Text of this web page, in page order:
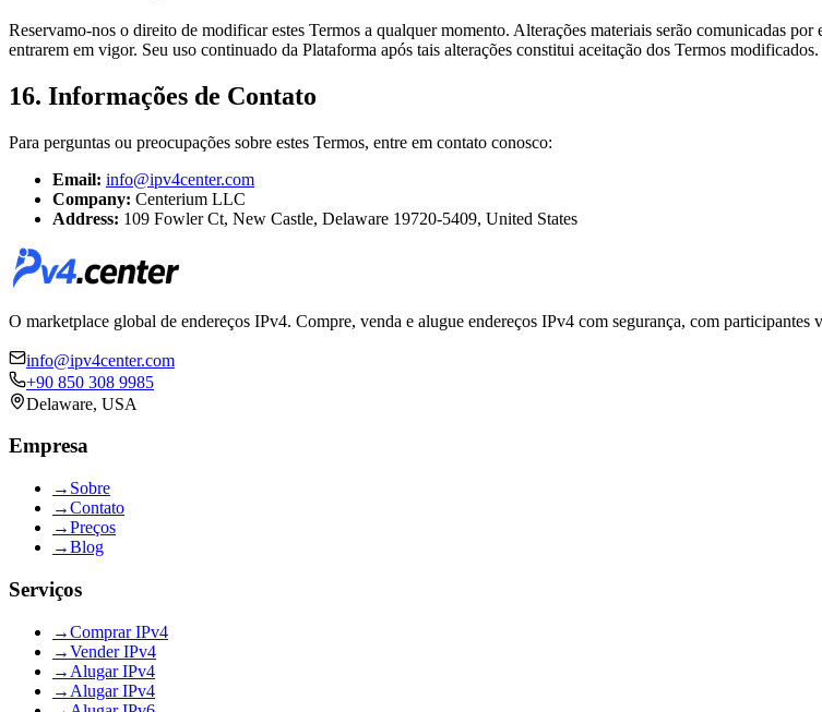
Reservamo-nos o direito de modificar estes Termos a qualquer momento. Alterações materiais serão comunicadas
entrarem em vigor. Seu uso continuado da Plataforma após tais alterações constitui aceitação dos Termos modificados.
16. Informações de Contato
Para perguntas ou preocupações sobre estes Termos, entre em contato conosco:
Email: info@ipv4center.com
Company: Centerium LLC
Address: 109 Fowler Ct, New Castle, Delaware 19720-5409, United States
O marketplace global de endereços IPv4. Compre, venda e alugue endereços IPv4 com segurança, com participantes
info@ipv4center.com
+90 850 308 9985
Delaware, USA
Empresa
→ Sobre
→Contato
→Preços
→Blog
Serviços
→Comprar IPv4
→Vender IPv4
→ Alugar IPv4
→ Alugar IPv4